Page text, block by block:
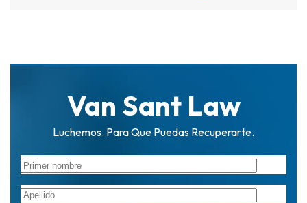
Van Sant Law
Luchemos. Para Que Puedas Recuperarte.